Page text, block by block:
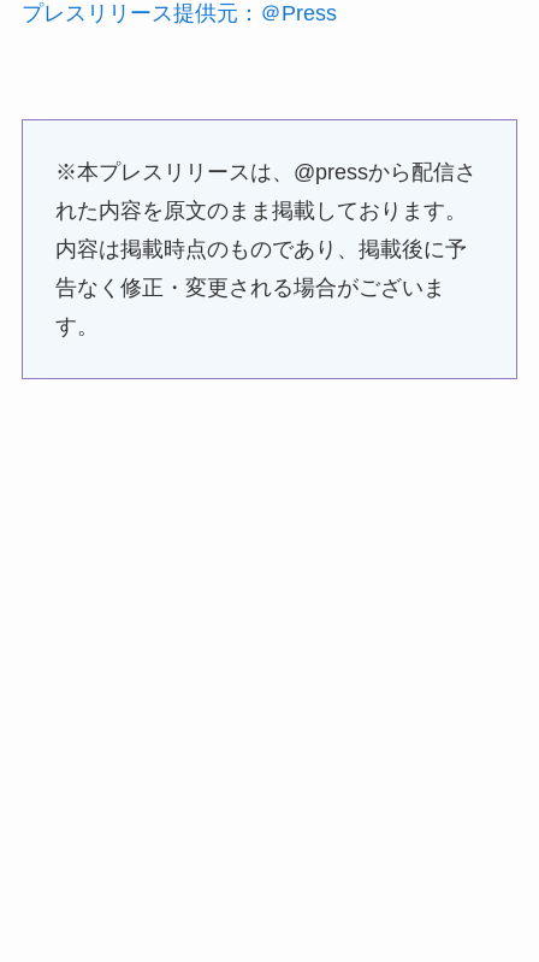
プレスリリース提供元：＠Press
※本プレスリリースは、@pressから配信さ
れた内容を原文のまま掲載しております。
内容は掲載時点のものであり、掲載後に予
告なく修正・変更される場合がございま
す。